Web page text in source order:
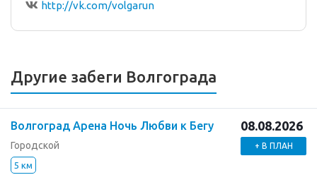
http://vk.com/volgarun
Другие забеги Волгограда
Волгоград Арена Ночь Любви к Бегу
Городской
5 км
08.08.2026
+ В ПЛАН